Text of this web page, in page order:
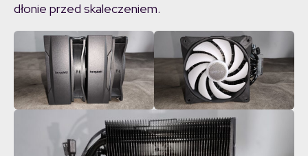
dłonie przed skaleczeniem.